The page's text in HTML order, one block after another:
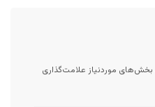
بخش‌های موردنیاز علامت‌گذاری